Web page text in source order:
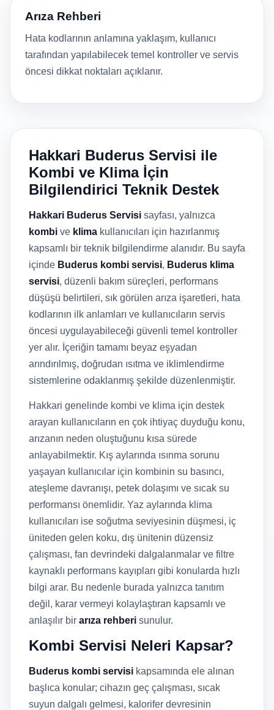
Arıza Rehberi
Hata kodlarının anlamına yaklaşım, kullanıcı
tarafından yapılabilecek temel kontroller ve servis
öncesi dikkat noktaları açıklanır.
Hakkari Buderus Servisi ile
Kombi ve Klima İçin
Bilgilendirici Teknik Destek
Hakkari Buderus Servisi sayfası, yalnızca
kombi ve klima kullanıcıları için hazırlanmış
kapsamlı bir teknik bilgilendirme alanıdır. Bu sayfa
içinde Buderus kombi servisi, Buderus klima
servisi, düzenli bakım süreçleri, performans
düşüşü belirtileri, sık görülen arıza işaretleri, hata
kodlarının ilk anlamları ve kullanıcıların servis
öncesi uygulayabileceği güvenli temel kontroller
yer alır. İçeriğin tamamı beyaz eşyadan
arındırılmış, doğrudan ısıtma ve iklimlendirme
sistemlerine odaklanmış şekilde düzenlenmiştir.
Hakkari genelinde kombi ve klima için destek
arayan kullanıcıların en çok ihtiyaç duyduğu konu,
arızanın neden oluştuğunu kısa sürede
anlayabilmektir. Kış aylarında ısınma sorunu
yaşayan kullanıcılar için kombinin su basıncı,
ateşleme davranışı, petek dolaşımı ve sıcak su
performansı önemlidir. Yaz aylarında klima
kullanıcıları ise soğutma seviyesinin düşmesi, iç
üniteden gelen koku, dış ünitenin düzensiz
çalışması, fan devrindeki dalgalanmalar ve filtre
kaynaklı performans kayıpları gibi konularda hızlı
bilgi arar. Bu nedenle burada yalnızca tanıtım
değil, karar vermeyi kolaylaştıran kapsamlı ve
anlaşılır bir arıza rehberi sunulur.
Kombi Servisi Neleri Kapsar?
Buderus kombi servisi kapsamında ele alınan
başlıca konular; cihazın geç çalışması, sıcak
suyun dalgalı gelmesi, kalorifer devresinin